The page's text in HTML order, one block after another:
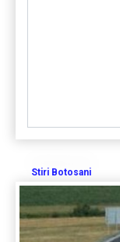
Stiri Botosani